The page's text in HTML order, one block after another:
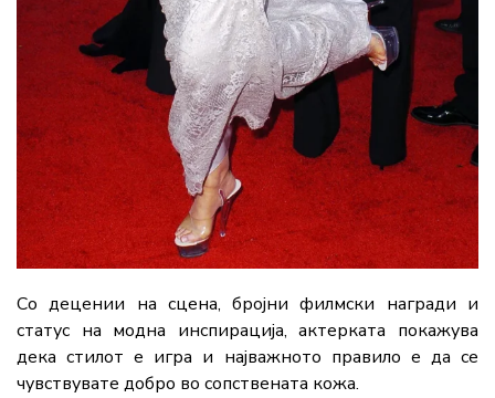
Со децении на сцена, бројни филмски награди и
статус на модна инспирација,актерката покажува
дека стилот е игра и најважното правило е да се
чувствувате добро во сопствената кожа.